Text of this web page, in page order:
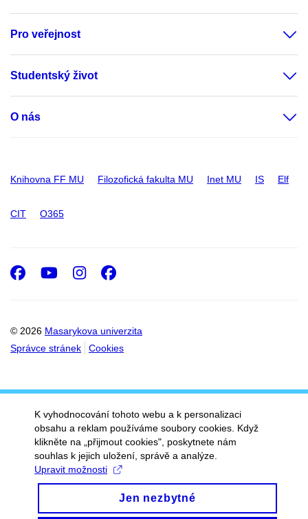
Pro veřejnost
Studentský život
O nás
Knihovna FF MU Filozofická fakulta MU Inet MU IS Elf
CIT O365
© 2026 Masarykova univerzita
Správce stránek
Cookies
Facebook
Youtube
Instagram
Facebook
K vyhodnocování tohoto webu a k personalizaci
obsahu a reklam používáme soubory cookies. Když
klikněte na „přijmout cookies", poskytnete nám
souhlas k jejich uložení, správě a analýze.
Upravit možnosti
Jen nezbytné